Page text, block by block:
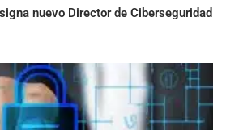
nuevo Director de Ciberseguridad